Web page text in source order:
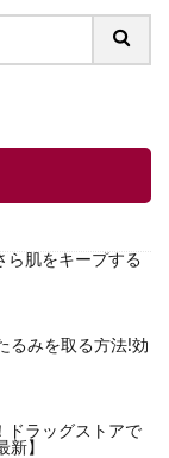
ら肌をキープする
るみを取る方法!効
ドラッグストアで
】